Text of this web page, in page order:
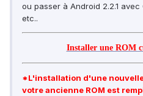
ou passer à Android 2.2.1
etc..
Installer une ROM
*L'installation d'une nouvelle
votre ancienne ROM est